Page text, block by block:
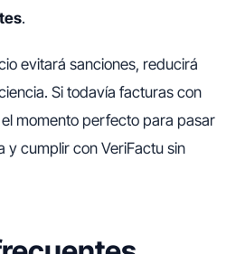
.
evitará sanciones, reducirá
Si todavía facturas con
el momento perfecto para pasar
y cumplir con VeriFactu sin